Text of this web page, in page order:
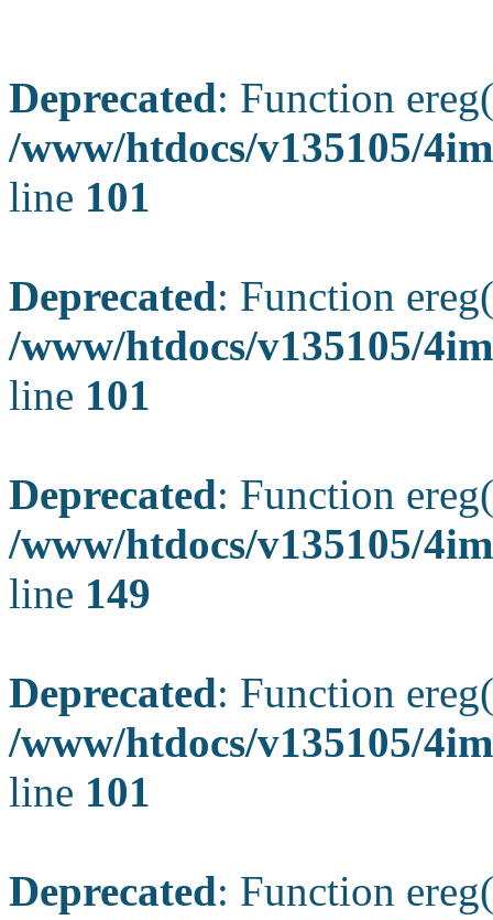
Deprecated: Function
/www/htdocs/v135105/
line 101
Deprecated: Function
/www/htdocs/v135105/
line 101
Deprecated: Function
/www/htdocs/v135105/
line 149
Deprecated: Function
/www/htdocs/v135105/
line 101
Deprecated: Function